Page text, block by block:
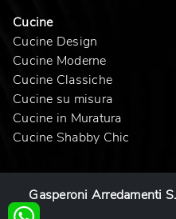
Cucine
Cucine Design
Cucine Moderne
Cucine Classiche
Cucine su misura
Cucine in Muratura
Cucine Shabby Chic
Gasperoni Arredamenti